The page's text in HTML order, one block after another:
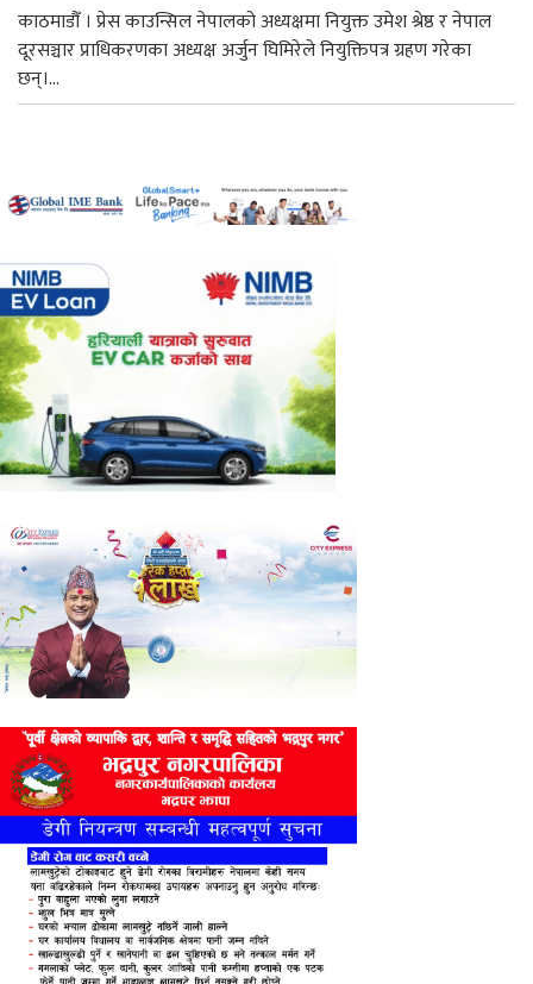
काठमाडौँ । प्रेस काउन्सिल नेपालको अध्यक्षमा नियुक्त उमेश श्रेष्ठ र नेपाल
दूरसञ्चार प्राधिकरणका अध्यक्ष अर्जुन घिमिरेले नियुक्तिपत्र ग्रहण गरेका
छन्।...